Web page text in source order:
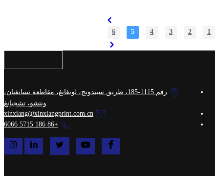
1
2
3
4
5
6
رقم 1115-185، طريق سيندونج، لونغانغ، مقاطعة تسانغنان،
ونتشو، تشجيانغ
xinxiang@xinxiangprint.com.cn
+86 186 5715 6066